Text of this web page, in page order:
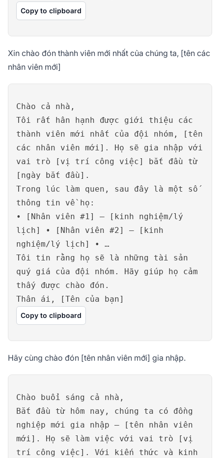
Copy to clipboard
Xin chào đón thành viên mới nhất của chúng ta, [tên các
nhân viên mới]
Chào cả nhà,
Tôi rất hân hạnh được giới thiệu các
thành viên mới nhất của đội nhóm, [tên
các nhân viên mới]. Họ sẽ gia nhập với
vai trò [vị trí công việc] bắt đầu từ
[ngày bắt đầu].
Trong lúc làm quen, sau đây là một số
thông tin về họ:
• [Nhân viên #1] – [kinh nghiệm/lý
lịch] • [Nhân viên #2] – [kinh
nghiệm/lý lịch] • …
Tôi tin rằng họ sẽ là những tài sản
quý giá của đội nhóm. Hãy giúp họ cảm
thấy được chào đón.
Thân ái, [Tên của bạn]
Copy to clipboard
Hãy cùng chào đón [tên nhân viên mới] gia nhập.
Chào buổi sáng cả nhà,
Bắt đầu từ hôm nay, chúng ta có đồng
nghiệp mới gia nhập – [tên nhân viên
mới]. Họ sẽ làm việc với vai trò [vị
trí công việc]. Với kiến thức và kinh